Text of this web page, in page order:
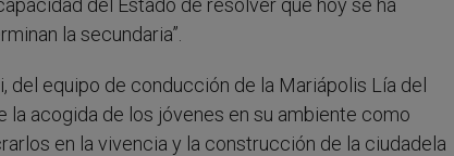
del Estado de resolver que hoy se ha
la secundaria”.
del equipo de conducción de la Mariápolis Lía del
acogida de los jóvenes en su ambiente como
en la vivencia y la construcción de la ciudadela